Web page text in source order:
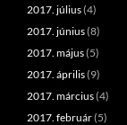
2017. július(4)
2017. június(8)
2017. május(5)
2017. április(9)
2017. március(4)
2017. február(5)